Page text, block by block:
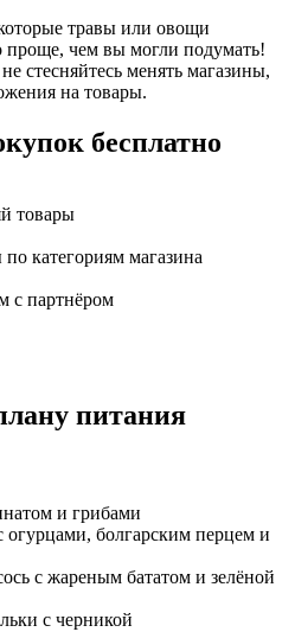
травы или овощи
проще, чем вы могли подумать!
стесняйтесь менять магазины,
на товары.
бесплатно
товары
категориям магазина
с партнёром
питания
и грибами
огурцами, болгарским перцем и
с жареным бататом и зелёной
с черникой